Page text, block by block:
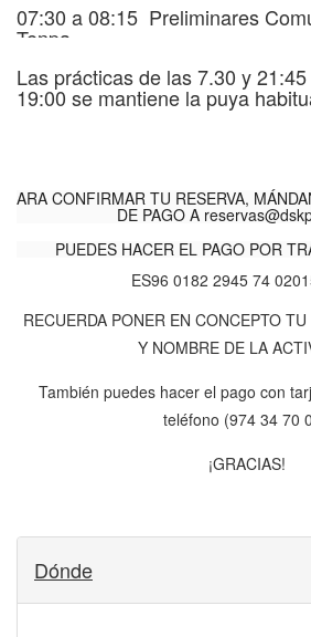
07:30 a 08:15 Preliminares
Tenpa
10:00 a 11:30 enseñanzas y
12:00 a 13:15enseñanzas y
Las prácticas de las 7.30 y
19:00 se mantiene la puya
ARA CONFIRMAR TU RESERVA,
DE PAGO A
PUEDES HACER EL PAGO POR
ES96 0182 2945 74
RECUERDA PONER EN CONCEPTO
Y NOMBRE DE LA
También puedes hacer el pago con
teléfono (974 34 70
¡GRACIAS!
Dónde